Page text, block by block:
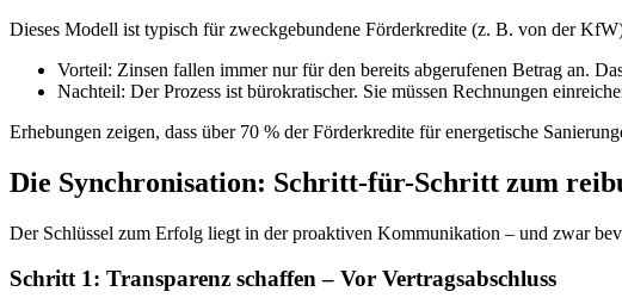
Dieses Modell ist typisch für zweckgebundene Förderkredite (z. B. von der
Vorteil: Zinsen fallen immer nur für den bereits abgerufenen Betrag an.
Nachteil: Der Prozess ist bürokratischer. Sie müssen Rechnungen
Erhebungen zeigen, dass über 70 % der Förderkredite für energetische
Die Synchronisation: Schritt-für-Schritt zum
Der Schlüssel zum Erfolg liegt in der proaktiven Kommunikation – und zwar
Schritt 1: Transparenz schaffen – Vor Vertragsabschluss